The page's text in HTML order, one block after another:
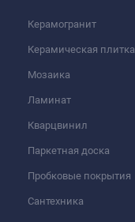
Керамогранит
Керамическая плитка
Мозаика
Ламинат
Кварцвинил
Паркетная доска
Пробковые покрытия
Сантехника